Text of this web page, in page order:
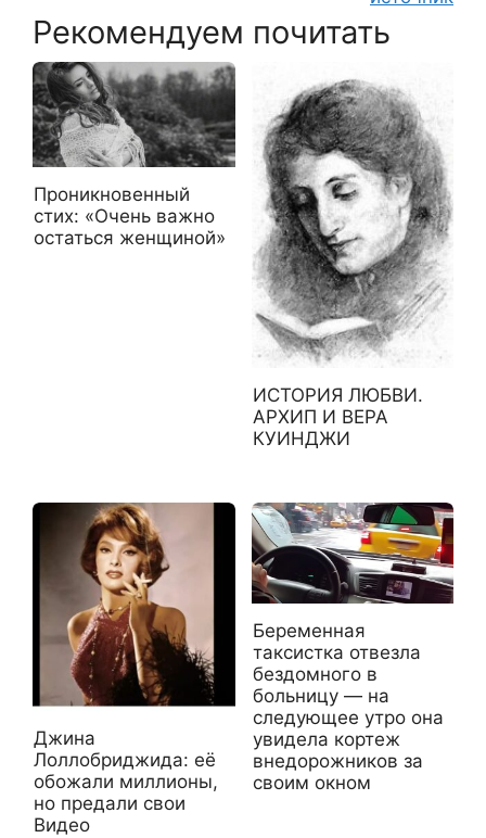
Рекомендуем почитать
Проникновенный
стих: «Очень важно
остаться женщиной»
ИСТОРИЯ ЛЮБВИ.
АРХИП И ВЕРА
КУИНДЖИ
Джина
Лоллобриджида: её
обожали миллионы,
но предали свои
Видео
Беременная
таксистка отвезла
бездомного в
больницу — на
следующее утро она
увидела кортеж
внедорожников за
своим окном